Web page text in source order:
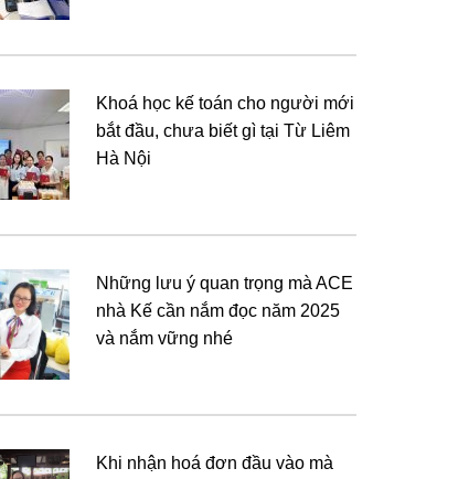
Khoá học kế toán cho người mới
bắt đầu, chưa biết gì tại Từ Liêm
Hà Nội
Những lưu ý quan trọng mà ACE
nhà Kế cần nắm đọc năm 2025
và nắm vững nhé
Khi nhận hoá đơn đầu vào mà